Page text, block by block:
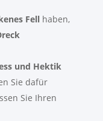
Fellhaben,
und Hektik
Sie dafür
Sie Ihren